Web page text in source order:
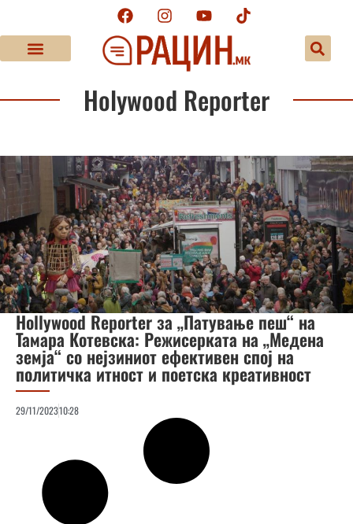
Holywood Reporter
Hollywood Reporter за „Патување пеш“ на
Тамара Котевска: Режисерката на „Медена
земја“ со нејзиниот ефективен спој на
политичка итност и поетска креативност
29/11/202310:28